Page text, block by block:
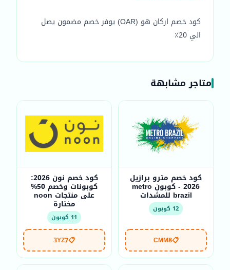
كود خصم اركان هو (OAR) يوفر خصم مضمون يصل
الي 20٪
متاجر مشابهة
كود خصم مترو برازيل
2026 - كوبون metro
brazil للمشدات
12 كوبون
📋
CMM8
كود خصم نون 2026:
كوبونات وخصم 50%
على منتجات noon
مختارة
11 كوبون
📋
3YZ7